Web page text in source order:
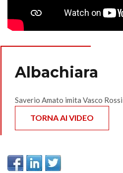
Albachiara
Saverio Amato imita Vasco
TORNA AI VIDEO